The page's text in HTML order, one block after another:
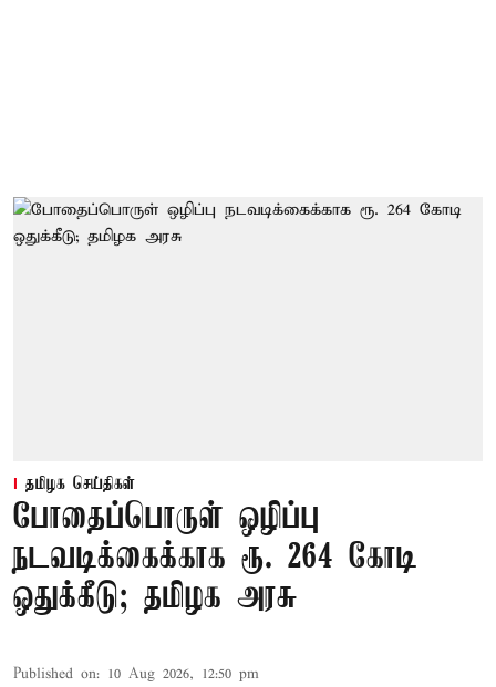
தமிழக செய்திகள்
போதைப்பொருள் ஒழிப்பு
நடவடிக்கைக்காக ரூ. 264 கோடி
ஒதுக்கீடு; தமிழக அரசு
Published on: 10 Aug 2026, 12:50 pm